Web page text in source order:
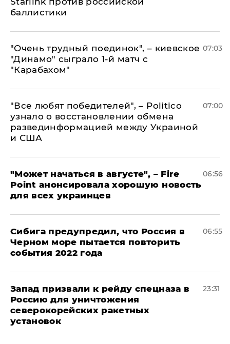
баллистики
"Очень трудный поединок", – киевское
"Динамо" сыграло 1-й матч с
"Карабахом"
07:03
​"Все любят победителей", – Politico
узнало о восстановлении обмена
развединформацией между Украиной
и США
07:00
"Может начаться в августе", – Fire
Point анонсировала хорошую новость
для всех украинцев
06:56
Сибига предупредил, что Россия в
Черном море пытается повторить
события 2022 года
06:55
Запад призвали к рейду спецназа в
Россию для уничтожения
северокорейских ракетных
установок
23:31